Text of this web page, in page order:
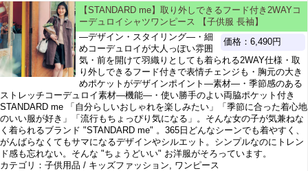
【STANDARD me】取り外しできるフード付き2WAYコ
ーデュロイシャツワンピース 【子供服 長袖】
価格：6,490円
―デザイン・スタイリング―・細
めコーデュロイが大人っぽい雰囲
気・前を開けて羽織りとしても着られる2WAY仕様・取
り外しできるフード付きで表情チェンジも・胸元の大き
めポケットがデザインポイント―素材―・季節感のある
ストレッチコーデュロイ素材―機能―・使い勝手のよい両脇ポケット付き
STANDARD me 「自分らしいおしゃれを楽しみたい」「季節に合った着心地
のいい服が好き」「流行もちょっぴり気になる」。そんな女の子が気兼ねな
く着られるブランド "STANDARD me" 。365日どんなシーンでも着やすく、
がんばらなくてもサマになるデザインやシルエット。シンプルなのにトレン
ド感も忘れない。そんな "ちょうどいい" お洋服がそろっています。
カテゴリ：子供用品 / キッズファッション, ワンピース